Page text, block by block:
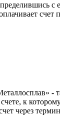
с
-
к
через